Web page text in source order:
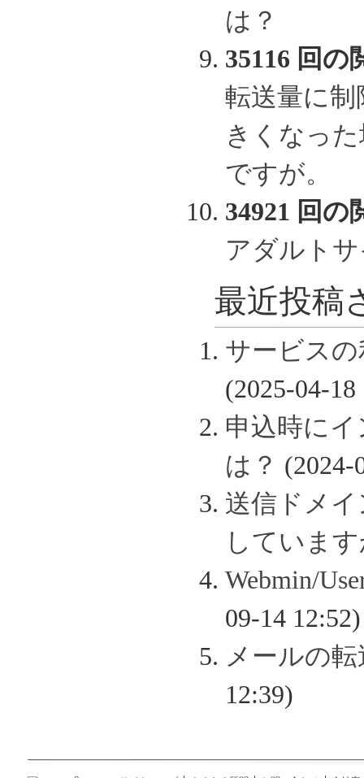
は？
35116 回の
転送量に
きくなっ
ですが。
34921 回の
アダルト
最近投稿
サービス
(2025-04-18
申込時に
は？ (2024-
送信ドメイ
していま
Webmin/
09-14 12:52)
メールの
12:39)